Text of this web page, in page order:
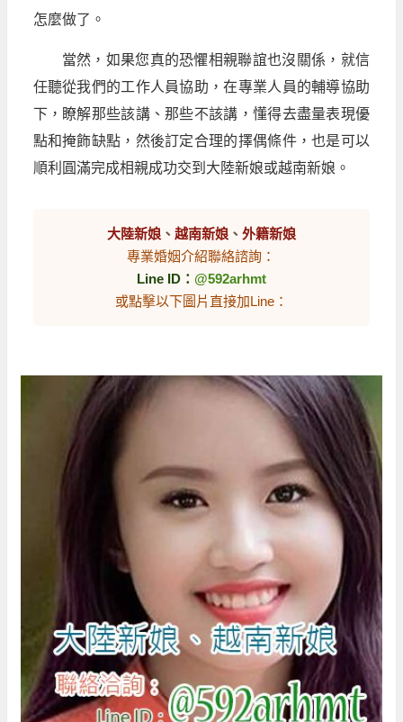
怎麼做了。
當然，如果您真的恐懼相親聯誼也沒關係，就信
任聽從我們的工作人員協助，在專業人員的輔導協助
下，瞭解那些該講、那些不該講，懂得去盡量表現優
點和掩飾缺點，然後訂定合理的擇偶條件，也是可以
順利圓滿完成相親成功交到大陸新娘或越南新娘。
大陸新娘、 越南新娘、 外籍新娘
專業婚姻介紹聯絡諮詢：
Line ID： @592arhmt
或點擊以下圖片直接加Line：